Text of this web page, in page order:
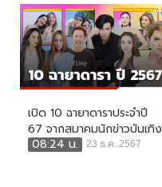
เปิด 10 ฉายาดาราประจำปี
67 จากสมาคมนักข่าวบันเทิง
08:24 น.
23 ธ.ค. 2567